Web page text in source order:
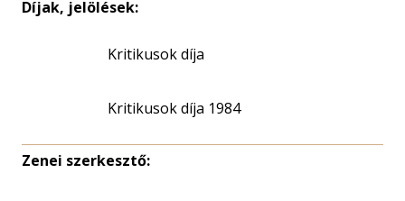
Díjak, jelölések:
Kritikusok díja
Kritikusok díja 1984
Zenei szerkesztő: